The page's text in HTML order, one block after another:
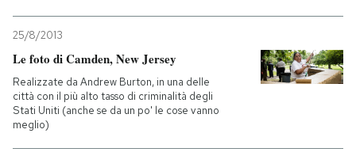
Economia
Sport
Mondiali calcio 2026
PODCAST
25/8/2013
Le foto di Camden, New Jersey
Realizzate da Andrew Burton, in una delle
città con il più alto tasso di criminalità degli
Stati Uniti (anche se da un po' le cose vanno
meglio)